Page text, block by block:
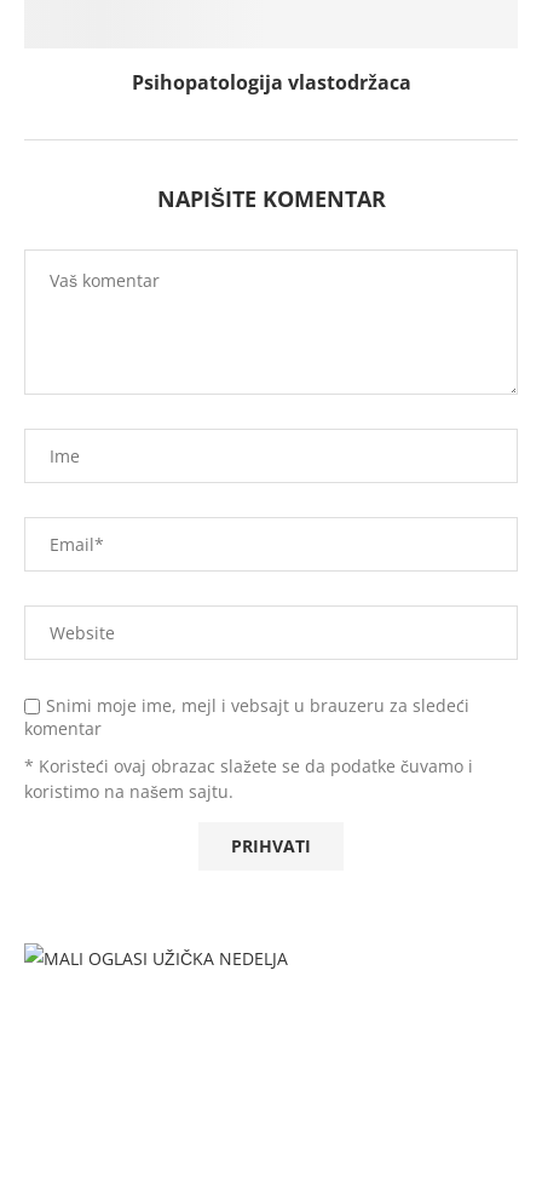
Psihopatologija vlastodržaca
NAPIŠITE KOMENTAR
Snimi moje ime, mejl i vebsajt u brauzeru za sledeći
komentar
* Koristeći ovaj obrazac slažete se da podatke čuvamo i
koristimo na našem sajtu.